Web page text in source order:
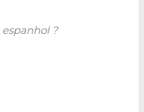
espanhol ?